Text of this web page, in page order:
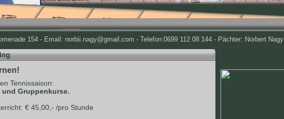
154 - Email: norbii.nagy@gmail.com - Telefon:0699 112 08 144 - Pächter: Norbert Nagy
Tennissaison:
Gruppenkurse.
€ 45,00,- /pro Stunde